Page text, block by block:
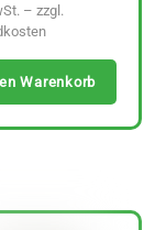
– zzgl.
Warenkorb